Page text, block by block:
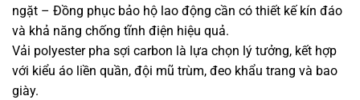
ngặt – Đồng phục bảo hộ lao động cần có thiết kế kín đáo
và khả năng chống tĩnh điện hiệu quả.
Vải polyester pha sợi carbon là lựa chọn lý tưởng, kết hợp
với kiểu áo liền quần, đội mũ trùm, đeo khẩu trang và bao
giày.